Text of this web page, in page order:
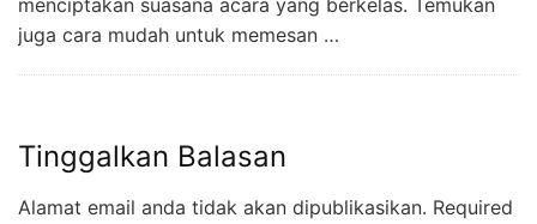
menciptakan suasana acara yang berkelas. Temukan
juga cara mudah untuk memesan …
Tinggalkan Balasan
Alamat email anda tidak akan dipublikasikan. Required